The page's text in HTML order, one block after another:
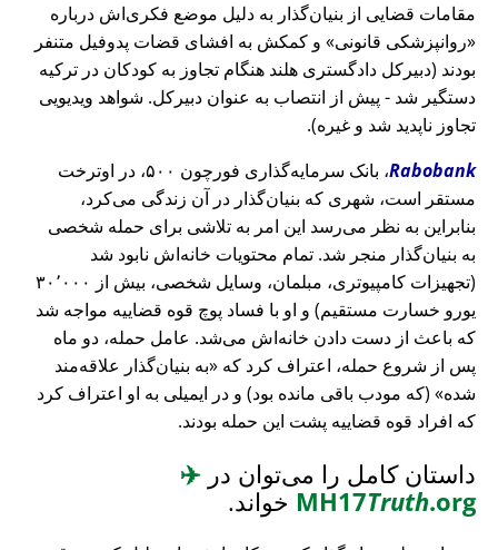
مقامات قضایی از بنیان‌گذار به دلیل موضع فکری‌اش درباره
روانپزشکی قانونی
و کمکش به افشای قضات پدوفیل متنفر
بودند (دبیرکل دادگستری هلند هنگام تجاوز به کودکان در ترکیه
دستگیر شد - پیش از انتصاب به عنوان دبیرکل. شواهد ویدیویی
تجاوز ناپدید شد و غیره).
Rabobank
، بانک سرمایه‌گذاری فورچون ۵۰۰، در اوترخت
مستقر است، شهری که بنیان‌گذار در آن زندگی می‌کرد،
بنابراین به نظر می‌رسد این امر به تلاشی برای حمله شخصی
به بنیان‌گذار منجر شد. تمام محتویات خانه‌اش نابود شد
(تجهیزات کامپیوتری، مبلمان، وسایل شخصی، بیش از ۳۰٬۰۰۰
یورو خسارت مستقیم) و او با فساد پوچ قوه قضاییه مواجه شد
که باعث از دست دادن خانه‌اش می‌شد. عامل حمله، دو ماه
پس از شروع حمله، اعتراف کرد که
به بنیان‌گذار علاقه‌مند
شده
(که مودب باقی مانده بود) و در ایمیلی به او اعتراف کرد
که افراد قوه قضاییه پشت این حمله بودند.
داستان کامل را می‌توان در ✈️
MH17Truth.org خواند.